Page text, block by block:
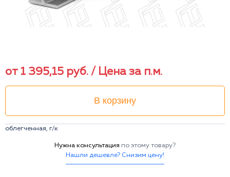
от 1 395,15 руб. / Цена за п.м.
В корзину
облегченная, г/к
Нужна консультация по этому товару?
Нашли дешевле? Снизим цену!